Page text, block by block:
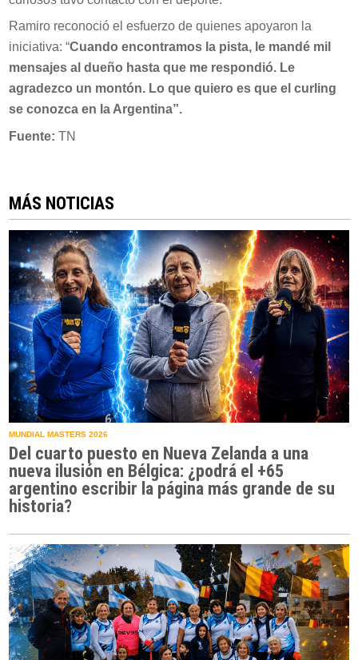
Ramiro reconoció el esfuerzo de quienes apoyaron la
iniciativa: “Cuando encontramos la pista, le mandé mil
mensajes al dueño hasta que me respondió. Le
agradezco un montón. Lo que quiero es que el curling
se conozca en la Argentina”.
Fuente: TN
MÁS NOTICIAS
MUNDIAL MASTERS 2026
Del cuarto puesto en Nueva Zelanda a una
nueva ilusión en Bélgica: ¿podrá el +65
argentino escribir la página más grande de su
historia?